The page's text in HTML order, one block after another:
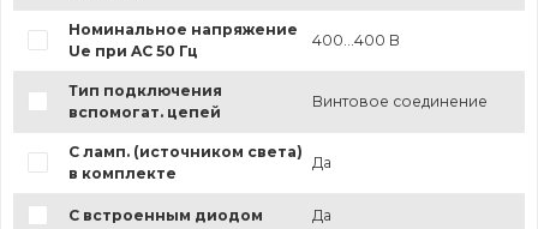
Номинальное напряжение
Ue при AC 50 Гц
400...400 В
Тип подключения
вспомогат. цепей
Винтовое соединение
С ламп. (источником света)
в комплекте
Да
С встроенным диодом Да